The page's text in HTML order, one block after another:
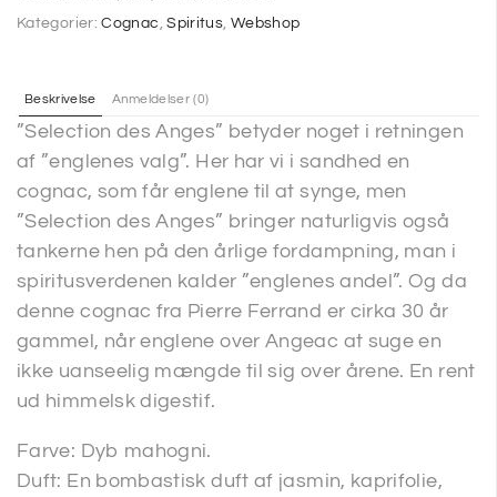
Kategorier:Cognac ,Spiritus, Webshop
Beskrivelse Anmeldelser (0)
”Selection des Anges” betyder noget i retningen
af ”englenes valg”. Her har vi i sandhed en
cognac, som får englene til at synge, men
”Selection des Anges” bringer naturligvis også
tankerne hen på den årlige fordampning, man i
spiritusverdenen kalder ”englenes andel”. Og da
denne cognac fra Pierre Ferrand er cirka 30 år
gammel, når englene over Angeac at suge en
ikke uanseelig mængde til sig over årene. En rent
ud himmelsk digestif.
Farve: Dyb mahogni.
Duft: En bombastisk duft af jasmin, kaprifolie,